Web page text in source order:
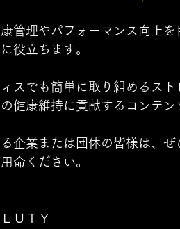
管理やパフォーマンス向上
役立ちます。
スでも簡単に取り組めるス
健康維持に貢献するコンテ
企業または団体の皆様は、
命ください。
ＵＴＹ